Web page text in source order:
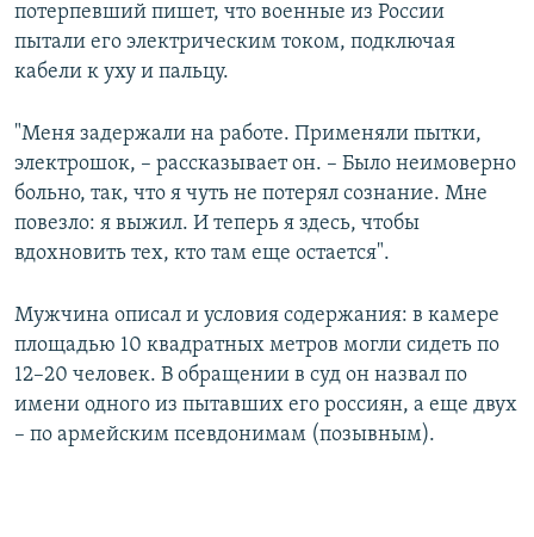
потерпевший пишет, что военные из России
пытали его электрическим током, подключая
кабели к уху и пальцу.
"Меня задержали на работе. Применяли пытки,
электрошок, – рассказывает он. – Было неимоверно
больно, так, что я чуть не потерял сознание. Мне
повезло: я выжил. И теперь я здесь, чтобы
вдохновить тех, кто там еще остается".
Мужчина описал и условия содержания: в камере
площадью 10 квадратных метров могли сидеть по
12–20 человек. В обращении в суд он назвал по
имени одного из пытавших его россиян, а еще двух
– по армейским псевдонимам (позывным).